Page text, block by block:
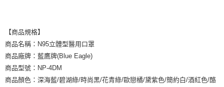
【商品規格】
商品名稱：N95立體型醫用口罩
商品廠牌：藍鷹牌(Blue Eagle)
商品型號：NP-4DM
商品顏色：深海藍/碧湖綠/時尚黑/花青綠/歐戀橘/黛紫色/簡約白/酒紅色/酪